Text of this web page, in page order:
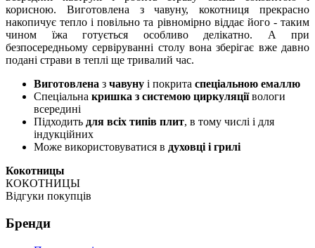
корисною. Виготовлена ​​з чавуну, кокотниця прекрасно
накопичує тепло і повільно та рівномірно віддає його - таким
чином їжа готується особливо делікатно. А при
безпосередньому сервіруванні столу вона зберігає вже давно
подані страви в теплі ще тривалий час.
Виготовлена з чавуну і покрита спеціальною емаллю
Спеціальна кришка з системою циркуляціївологи
всередині
Підходить для всіх типів плит, в тому числі і для
індукційних
Може використовуватися в духовці і грилі
Кокотницы
КОКОТНИЦЫ
Відгуки покупців
Бренди